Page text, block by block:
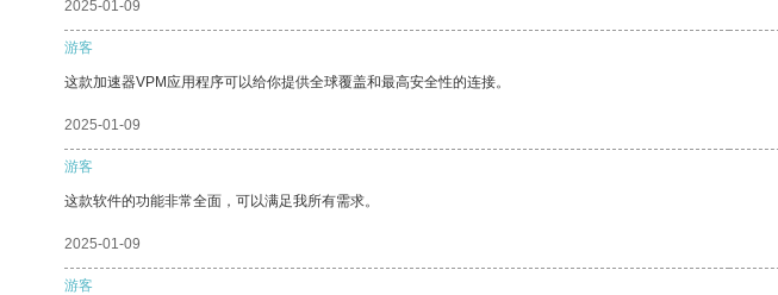
2025-01-09
游客
这款加速器VPM应用程序可以给你提供全球覆盖和最高安全性的连接。
2025-01-09
游客
这款软件的功能非常全面，可以满足我所有需求。
2025-01-09
游客